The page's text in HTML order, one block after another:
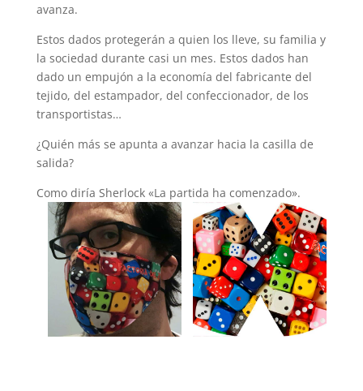
avanza.
Estos dados protegerán a quien los lleve, su familia y
la sociedad durante casi un mes. Estos dados han
dado un empujón a la economía del fabricante del
tejido, del estampador, del confeccionador, de los
transportistas…
¿Quién más se apunta a avanzar hacia la casilla de
salida?
Como diría Sherlock «La partida ha comenzado».